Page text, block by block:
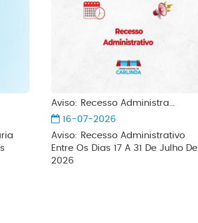
Aviso: Recesso Administra...
16-07-2026
Aviso: Recesso Administrativo
Entre Os Dias 17 A 31 De Julho De
2026